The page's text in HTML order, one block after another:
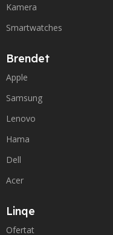
Kamera
Smartwatches
Brendet
Apple
Samsung
Lenovo
Hama
Dell
Acer
Linqe
Ofertat